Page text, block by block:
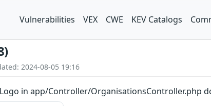
Vulnerabilities VEX CWE KEV Catalogs
2024-08-05 19:16
in app/Controller/OrganisationsController.php